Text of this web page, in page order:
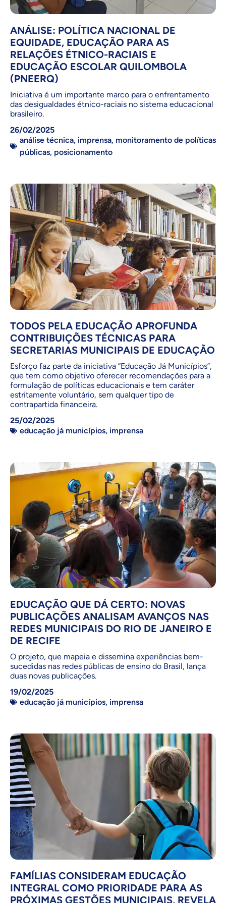
ANÁLISE: POLÍTICA NACIONAL DE
EQUIDADE, EDUCAÇÃO PARA AS
RELAÇÕES ÉTNICO-RACIAIS E
EDUCAÇÃO ESCOLAR QUILOMBOLA
(PNEERQ)
Iniciativa é um importante marco para o enfrentamento
das desigualdades étnico-raciais no sistema educacional
brasileiro.
26/02/2025
análise técnica, imprensa, monitoramento de políticas
públicas, posicionamento
TODOS PELA EDUCAÇÃO APROFUNDA
CONTRIBUIÇÕES TÉCNICAS PARA
SECRETARIAS MUNICIPAIS DE EDUCAÇÃO
Esforço faz parte da iniciativa “Educação Já Municípios”,
que tem como objetivo oferecer recomendações para a
formulação de políticas educacionais e tem caráter
estritamente voluntário, sem qualquer tipo de
contrapartida financeira.
25/02/2025
educação já municípios, imprensa
EDUCAÇÃO QUE DÁ CERTO: NOVAS
PUBLICAÇÕES ANALISAM AVANÇOS NAS
REDES MUNICIPAIS DO RIO DE JANEIRO E
DE RECIFE
O projeto, que mapeia e dissemina experiências bem-
sucedidas nas redes públicas de ensino do Brasil, lança
duas novas publicações.
19/02/2025
educação já municípios, imprensa
FAMÍLIAS CONSIDERAM EDUCAÇÃO
INTEGRAL COMO PRIORIDADE PARA AS
PRÓXIMAS GESTÕES MUNICIPAIS, REVELA